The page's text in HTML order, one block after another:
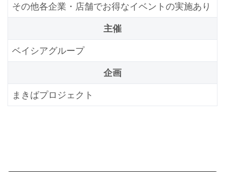
その他各企業・店舗でお得なイベントの実施あり
主催
ベイシアグループ
企画
まきばプロジェクト